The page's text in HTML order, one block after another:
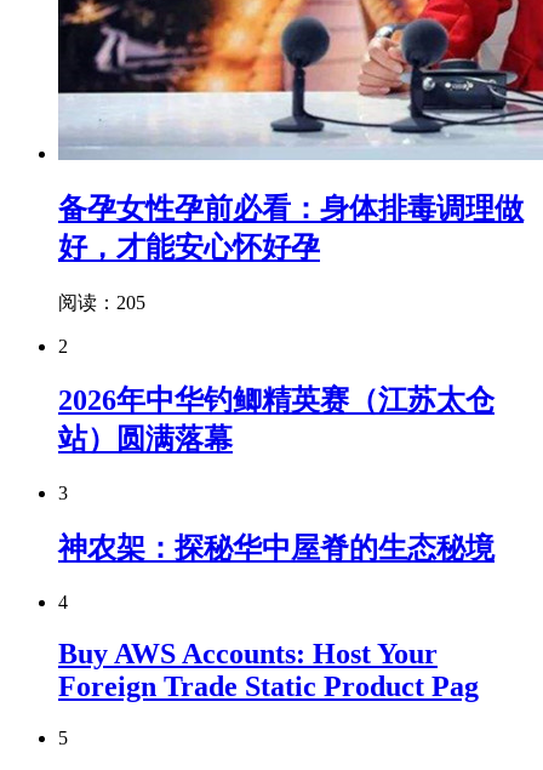
备孕女性孕前必看：身体排毒调理做
好，才能安心怀好孕
阅读：205
2
2026年中华钓鲫精英赛（江苏太仓
站）圆满落幕
3
神农架：探秘华中屋脊的生态秘境
4
Buy AWS Accounts: Host Your
Foreign Trade Static Product Pag
5